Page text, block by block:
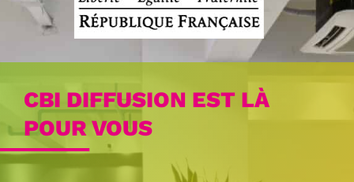
CBI DIFFUSION EST LÀ
POUR VOUS